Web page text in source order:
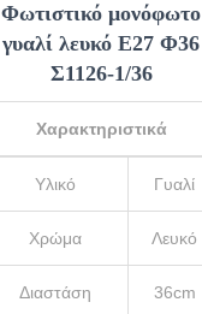
Φωτιστικό μονόφωτο
γυαλί λευκό Ε27 Φ36
Σ1126-1/36
Χαρακτηριστικά
Υλικό Γυαλί
Χρώμα Λευκό
Διαστάση 36cm